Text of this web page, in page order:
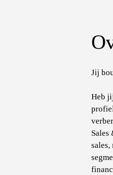
Jij
Heb
Sales